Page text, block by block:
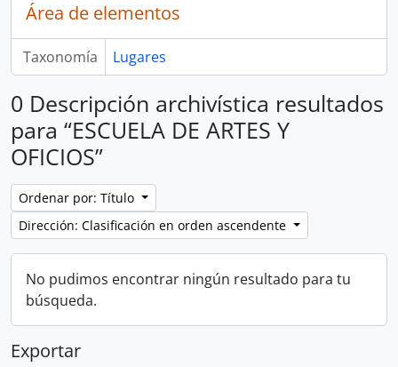
Área de elementos
Taxonomía Lugares
0 Descripción archivística resultados
para “ESCUELA DE ARTES Y
OFICIOS”
Ordenar por: Título
Dirección: Clasificación en orden ascendente
No pudimos encontrar ningún resultado para tu
búsqueda.
Exportar